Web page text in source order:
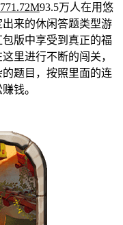
771.72M93.5万人在用悠
来的休闲答题类型游
版中享受到真正的福
里进行不断的闯关，
题目，按照里面的连
钱。